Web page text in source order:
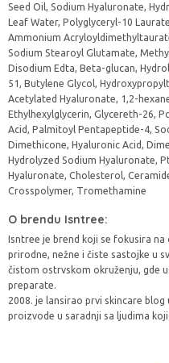
Seed Oil, Sodium Hyaluronate,
Leaf Water, Polyglyceryl-10
Ammonium
Sodium Stearoyl Glutamate,
Disodium Edta, Beta-glucan,
51, Butylene Glycol,
Acetylated Hyaluronate, 1,2-
Ethylhexylglycerin, Glycereth-26,
Acid, Palmitoyl Pentapeptide-4,
Dimethicone, Hyaluronic Acid,
Hydrolyzed Sodium Hyaluronate,
Hyaluronate, Cholesterol,
Crosspolymer, Tromethamine
O brendu Isntree:
Isntree je brend koji se fokusira
prirodne, nežne i čiste sastojke u
čistom ostrvskom okruženju, gde
preparate.
2008. je lansirao prvi skincare
proizvode u saradnji sa ljudima